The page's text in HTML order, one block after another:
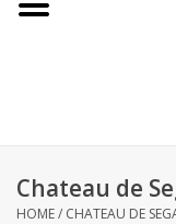
& sterker
Contact
Chateau de
HOME/ CHATEAU DE